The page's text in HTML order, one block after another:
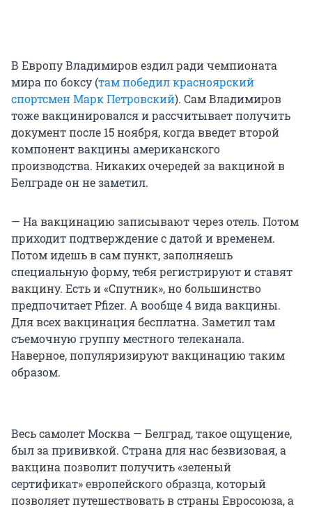
В Европу Владимиров ездил ради чемпионата
мира по боксу (там победил красноярский
спортсмен Марк Петровский). Сам Владимиров
тоже вакцинировался и рассчитывает получить
документ после 15 ноября, когда введет второй
компонент вакцины американского
производства. Никаких очередей за вакциной в
Белграде он не заметил.
— На вакцинацию записывают через отель. Потом
приходит подтверждение с датой и временем.
Потом идешь в сам пункт, заполняешь
специальную форму, тебя регистрируют и ставят
вакцину. Есть и «Спутник», но большинство
предпочитает Pfizer. А вообще 4 вида вакцины.
Для всех вакцинация бесплатна. Заметил там
съемочную группу местного телеканала.
Наверное, популяризируют вакцинацию таким
образом.
Весь самолет Москва — Белград, такое ощущение,
был за прививкой. Страна для нас безвизовая, а
вакцина позволит получить «зеленый
сертификат» европейского образца, который
позволяет путешествовать в страны Евросоюза, а